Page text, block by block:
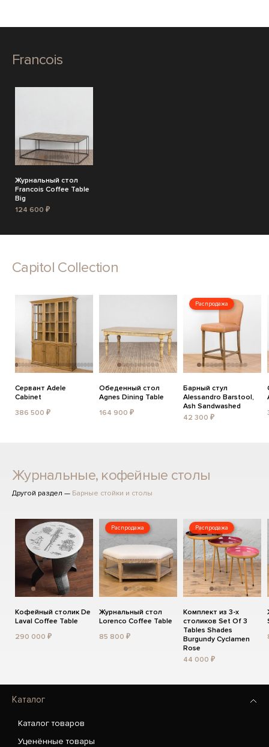
Francois
Журнальный стол
Francois Coffee Table
Big
124 600 ₽
Capitol Collection
Сервант Adele
Cabinet
386 500 ₽
Обеденный стол
Agnes Dining Table
164 900 ₽
Распродажа
Барный стул
Alessandro Barstool,
Ash Sandwashed
42 300 ₽
Журнальные, кофейные столы
Другой раздел — Барные стойки и столы
Кофейный столик De
Laval Coffee Table
290 000 ₽
Распродажа
Журнальный стол
Lorenco Coffee Table
85 800 ₽
Распродажа
Комплект из 3-х
столиков Set Of 3
Tables Shades
Burgundy Cyclamen
Rose
44 000 ₽
Каталог
Каталог товаров
Уценённые товары